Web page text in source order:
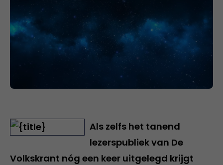
Als zelfs het tanend
lezerspubliek van De
Volkskrant nóg een keer uitgelegd krijgt